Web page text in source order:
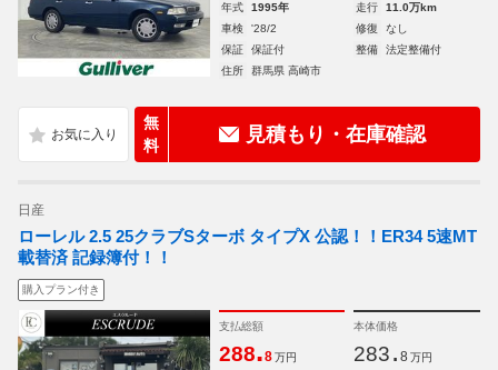
年式 1995年 走行
11.0万km
車検
'28/2 修復
なし
保証
保証付 整備
法定整備付
住所
群馬県 高崎市
無
料
見積もり・在庫確認
日産
ローレル 2.5 25クラブSターボ タイプX 公認！！ER34 5速MT
載替済 記録簿付！！
購入プラン付き
支払総額
288.8 万円
本体価格
283. 8 万円